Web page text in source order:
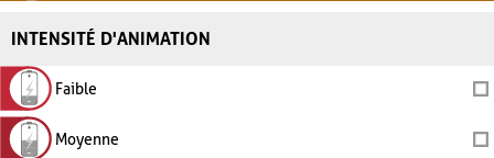
INTENSITÉ D'ANIMATION
Faible
Moyenne